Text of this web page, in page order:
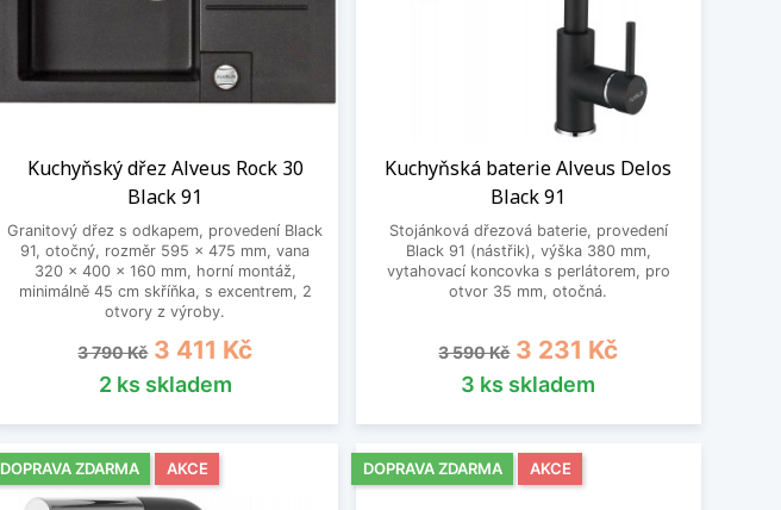
Kuchyňský dřez Alveus Rock 30
Black 91
Granitový dřez s odkapem, provedení Black
91, otočný, rozměr 595 x 475 mm, vana
320 x 400 x 160 mm, horní montáž,
minimálně 45 cm skříňka, s excentrem, 2
otvory z výroby.
Běžná cena
3 790 Kč Cena
3 411 Kč
2 ks skladem
Kuchyňská baterie Alveus Delos
Black 91
Stojánková dřezová baterie, provedení
Black 91 (nástřik), výška 380 mm,
vytahovací koncovka s perlátorem, pro
otvor 35 mm, otočná.
Běžná cena
3 590 Kč Cena
3 231 Kč
3 ks skladem
DOPRAVA ZDARMA AKCE DOPRAVA ZDARMA AKCE